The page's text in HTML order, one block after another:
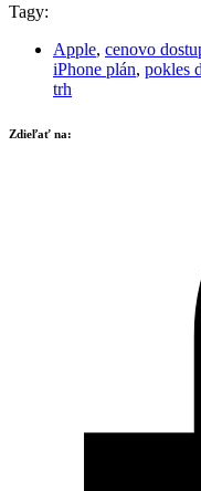
Tagy:
Apple, cenovo
iPhone plán, pokles
trh
Zdieľať na: